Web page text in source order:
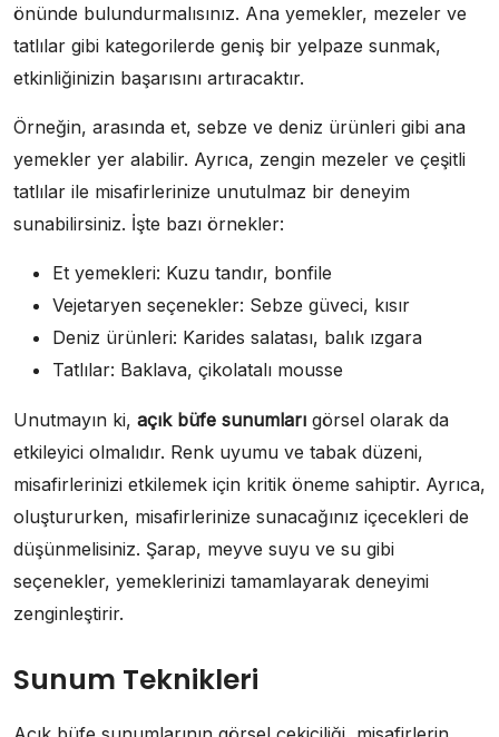
önünde bulundurmalısınız. Ana yemekler, mezeler ve
tatlılar gibi kategorilerde geniş bir yelpaze sunmak,
etkinliğinizin başarısını artıracaktır.
Örneğin, arasında et, sebze ve deniz ürünleri gibi ana
yemekler yer alabilir. Ayrıca, zengin mezeler ve çeşitli
tatlılar ile misafirlerinize unutulmaz bir deneyim
sunabilirsiniz. İşte bazı örnekler:
Et yemekleri: Kuzu tandır, bonfile
Vejetaryen seçenekler: Sebze güveci, kısır
Deniz ürünleri: Karides salatası, balık ızgara
Tatlılar: Baklava, çikolatalı mousse
Unutmayın ki, açık büfe sunumları görsel olarak da
etkileyici olmalıdır. Renk uyumu ve tabak düzeni,
misafirlerinizi etkilemek için kritik öneme sahiptir. Ayrıca,
oluştururken, misafirlerinize sunacağınız içecekleri de
düşünmelisiniz. Şarap, meyve suyu ve su gibi
seçenekler, yemeklerinizi tamamlayarak deneyimi
zenginleştirir.
Sunum Teknikleri